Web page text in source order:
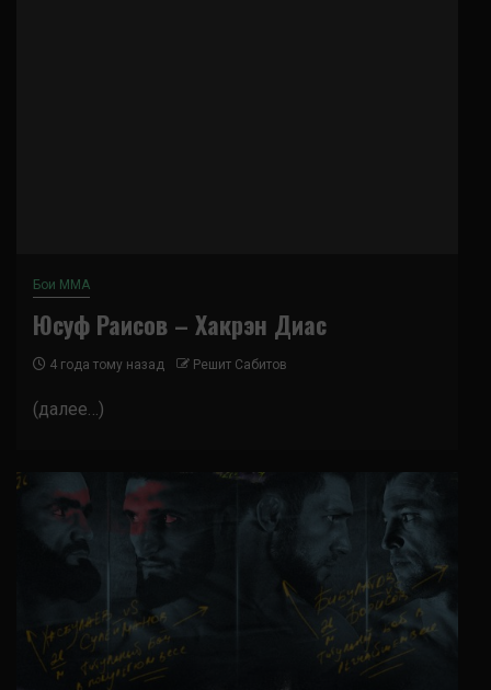
Бои ММА
Юсуф Раисов – Хакрэн Диас
4 года тому назад Решит Сабитов
(далее…)